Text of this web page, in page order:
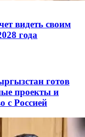
видеть своим
года
готов
проекты и
с Россией